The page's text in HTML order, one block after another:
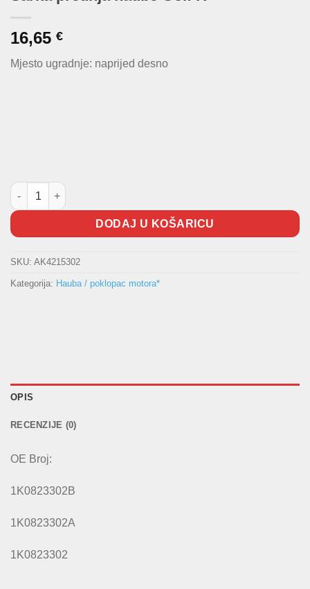
16,65 €
Mjesto ugradnje: naprijed desno
Šarka prednja haube Golf IV količina
DODAJ U KOŠARICU
SKU: AK4215302
Kategorija: Hauba / poklopac motora*
OPIS
RECENZIJE (0)
OE Broj:
1K0823302B
1K0823302A
1K0823302